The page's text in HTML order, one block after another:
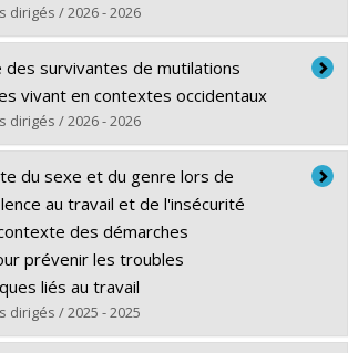
dans Papyrus
dirigés / 2026 - 2026
Simon
dans Papyrus
des survivantes de mutilations
vivant en contextes occidentaux
dirigés / 2026 - 2026
Emmanuelle
dans Papyrus
du sexe et du genre lors de
au travail et de l'insécurité
des démarches
prévenir les troubles
liés au travail
/ 2025 - 2025